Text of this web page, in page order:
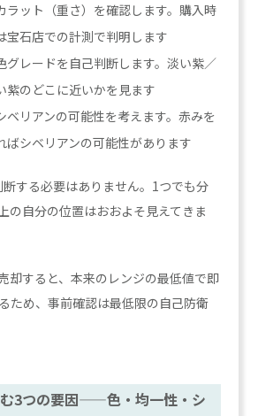
ラット（重さ）を確認します。購入時
宝石店での計測で判明します
グレードを自己判断します。淡い紫／
紫のどこに近いかを見ます
ベリアンの可能性を考えます。赤みを
ばシベリアンの可能性があります
する必要はありません。1つでも分
の自分の位置はおおよそ見えてきま
却すると、本来のレンジの最低値で即
ため、事前確認は最低限の自己防衛
3つの要因——色・均一性・シ